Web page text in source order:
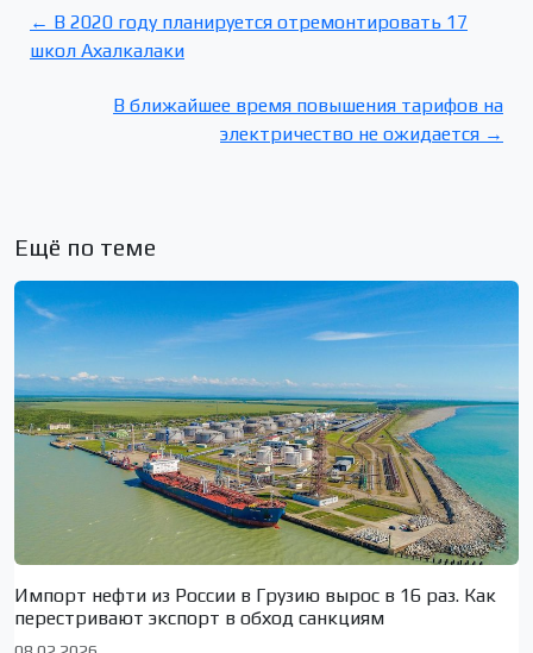
← В 2020 году планируется отремонтировать 17
школ Ахалкалаки
В ближайшее время повышения тарифов на
электричество не ожидается →
Ещё по теме
Импорт нефти из России в Грузию вырос в 16 раз. Как
перестривают экспорт в обход санкциям